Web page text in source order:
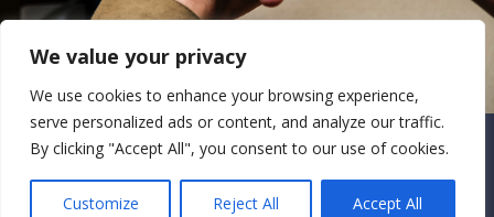
We value your privacy
We use cookies to enhance your browsing experience,
serve personalized ads or content, and analyze our traffic.
By clicking "Accept All", you consent to our use of cookies.
Customize Reject All Accept All
Copyright CEMEC MINISTRIES 2025